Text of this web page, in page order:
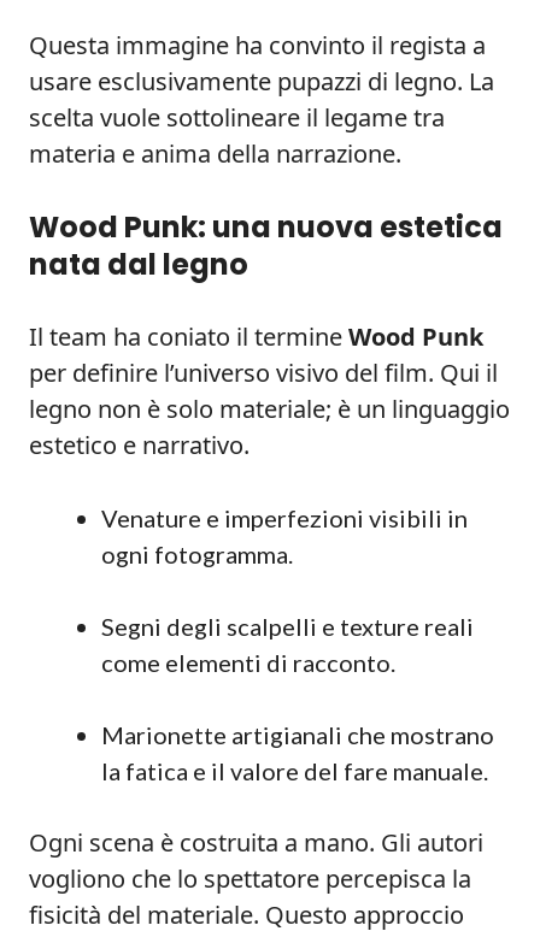
Questa immagine ha convinto il regista a
usare esclusivamente pupazzi di legno. La
scelta vuole sottolineare il legame tra
materia e anima della narrazione.
Wood Punk: una nuova estetica
nata dal legno
Il team ha coniato il termineWood Punk
per definire l’universo visivo del film. Qui il
legno non è solo materiale; è un linguaggio
estetico e narrativo.
Venature e imperfezioni visibili in
ogni fotogramma.
Segni degli scalpelli e texture reali
come elementi di racconto.
Marionette artigianali che mostrano
la fatica e il valore del fare manuale.
Ogni scena è costruita a mano. Gli autori
vogliono che lo spettatore percepisca la
fisicità del materiale. Questo approccio